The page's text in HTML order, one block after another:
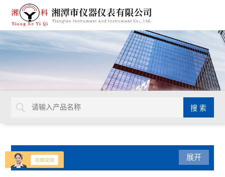
产品分类 展开